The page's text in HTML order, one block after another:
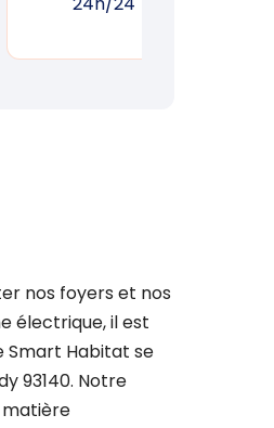
nos foyers et nos
électrique, il est
Smart Habitat se
93140. Notre